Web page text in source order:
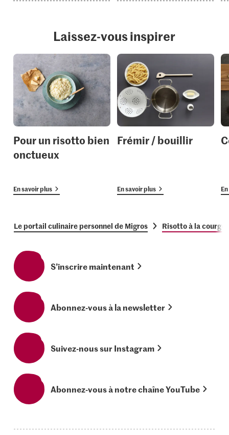
Laissez-vous inspirer
Pour un risotto bien
onctueux
En savoir plus
Frémir / bouillir
En savoir plus
Le portail culinaire personnel de Migros Risotto à la
S’inscrire maintenant
Abonnez-vous à la newsletter
Suivez-nous sur Instagram
Abonnez-vous à notre chaîne YouTube